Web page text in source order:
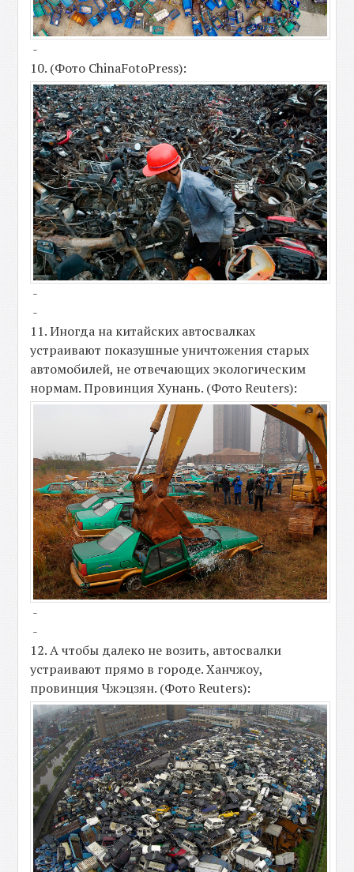
-
10. (Фото ChinaFotoPress):
-
-
11. Иногда на китайских автосвалках
устраивают показушные уничтожения старых
автомобилей, не отвечающих экологическим
нормам. Провинция Хунань. (Фото Reuters):
-
-
12. А чтобы далеко не возить, автосвалки
устраивают прямо в городе. Ханчжоу,
провинция Чжэцзян. (Фото Reuters):